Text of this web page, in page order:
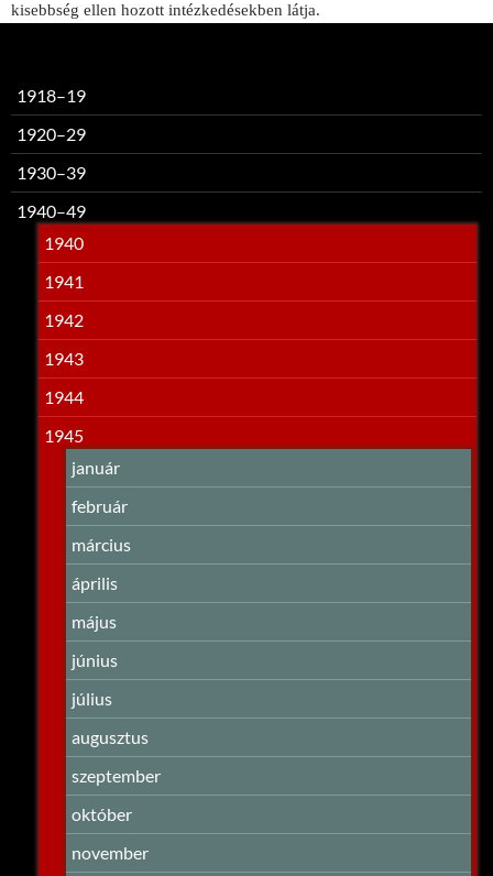
kisebbség ellen hozott intézkedésekben látja.
1918–19
1920–29
1930–39
1940–49
1940
1941
1942
1943
1944
1945
január
február
március
április
május
június
július
augusztus
szeptember
október
november